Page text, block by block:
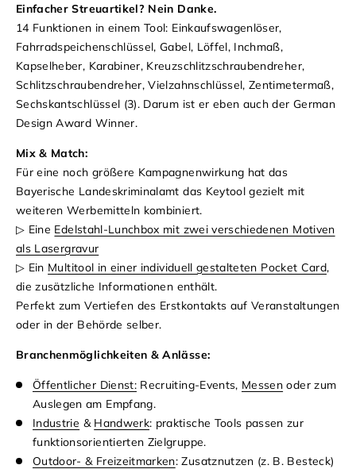
Einfacher Streuartikel? Nein Danke.
14 Funktionen in einem Tool: Einkaufswagenlöser,
Fahrradspeichenschlüssel, Gabel, Löffel, Inchmaß,
Kapselheber, Karabiner, Kreuzschlitzschraubendreher,
Schlitzschraubendreher, Vielzahnschlüssel, Zentimetermaß,
Sechskantschlüssel (3). Darum ist er eben auch der German
Design Award Winner.
Mix & Match:
Für eine noch größere Kampagnenwirkung hat das
Bayerische Landeskriminalamt das Keytool gezielt mit
weiteren Werbemitteln kombiniert.
▷ Eine Edelstahl-Lunchbox mit zwei verschiedenen Motiven
als Lasergravur
▷ Ein Multitool in einer individuell gestalteten Pocket Card,
die zusätzliche Informationen enthält.
Perfekt zum Vertiefen des Erstkontakts auf Veranstaltungen
oder in der Behörde selber.
Branchenmöglichkeiten & Anlässe:
Öffentlicher Dienst: Recruiting-Events, Messen oder zum
Auslegen am Empfang.
Industrie & Handwerk: praktische Tools passen zur
funktionsorientierten Zielgruppe.
Outdoor- & Freizeitmarken: Zusatznutzen (z. B. Besteck)